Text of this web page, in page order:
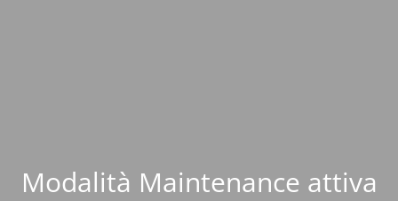
Modalità Maintenance attiva